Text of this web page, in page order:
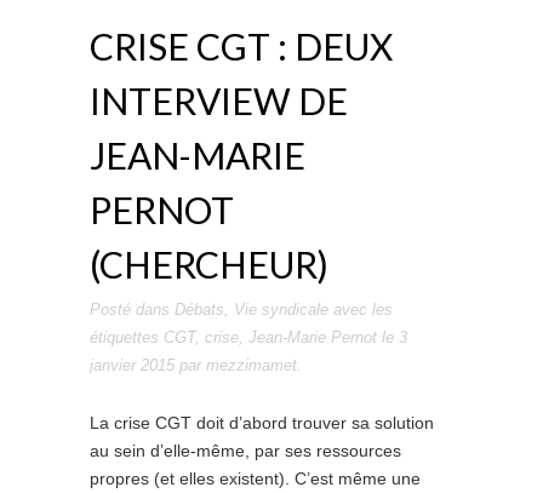
CRISE CGT : DEUX
INTERVIEW DE
JEAN-MARIE
PERNOT
(CHERCHEUR)
Posté dans Débats, Vie syndicale avec les
étiquettes CGT, crise, Jean-Marie Pernot le 3
janvier 2015 par mezzimamet.
La crise CGT doit d’abord trouver sa solution
au sein d’elle-même, par ses ressources
propres (et elles existent). C’est même une